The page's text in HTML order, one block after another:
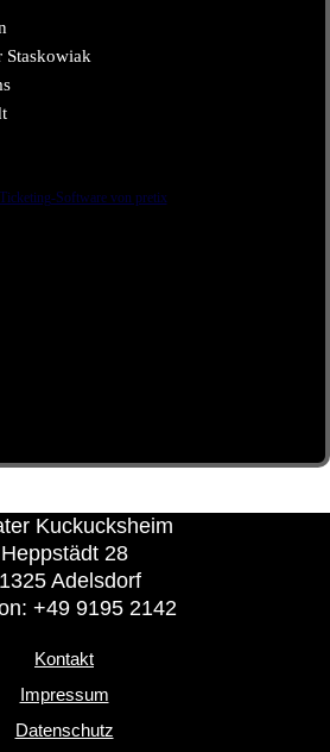
Staskowiak
Software von pretix
Kuckucksheim
Heppstädt 28
Adelsdorf
+49 9195 2142
Kontakt
Impressum
Datenschutz